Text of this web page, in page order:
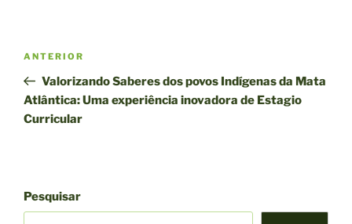
Post
Post
anterior
ANTERIOR
Valorizando Saberes dos povos Indígenas da Mata
Atlântica: Uma experiência inovadora de Estagio
Curricular
Pesquisar